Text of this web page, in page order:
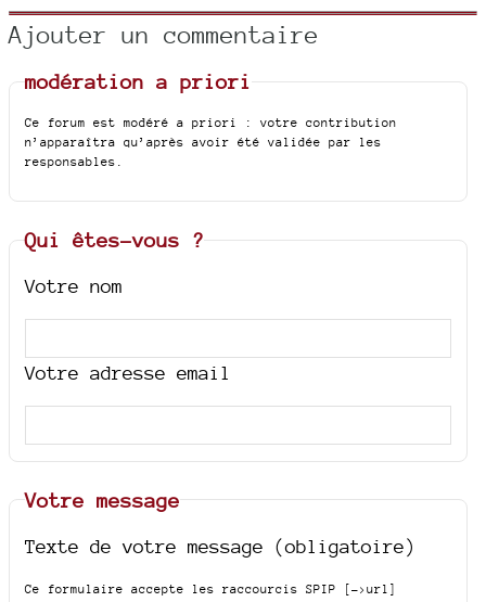
Ajouter un commentaire
modération a priori
Ce forum est modéré a priori : votre contribution
n’apparaîtra qu’après avoir été validée par les
responsables.
Qui êtes-vous ?
Votre nom
Votre adresse email
Votre message
Texte de votre message (obligatoire)
Ce formulaire accepte les raccourcis SPIP
[->url]